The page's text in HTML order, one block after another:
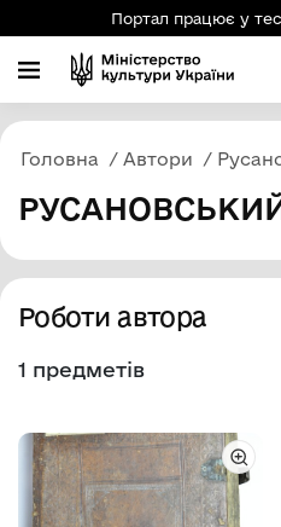
Портал працює у
Головна Автори
Роботи автора
1 предметів